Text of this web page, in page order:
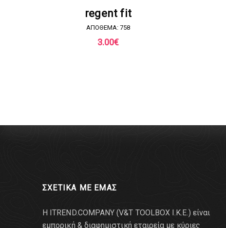
ΖΗΤΗΣΤΕ ΠΡΟΣΦΟΡΑ
regent fit
ΑΠΟΘΕΜΑ: 758
3.00€
ΣΧΕΤΙΚΑ ΜΕ ΕΜΑΣ
Η ITREND.COMPANY (V&T TOOLBOX Ι.Κ.Ε.) είναι
εμπορική & διαφημιστική εταιρεία με κύριες